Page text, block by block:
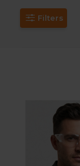
Filters